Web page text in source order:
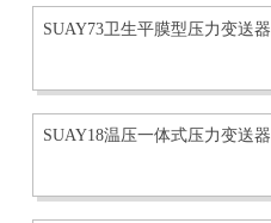
SUAY73卫生平膜型压力变送器
SUAY18温压一体式压力变送器